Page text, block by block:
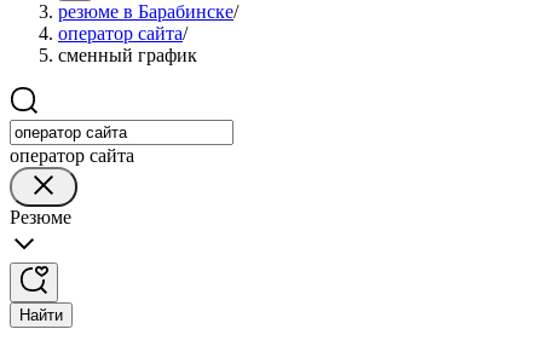
резюме в Барабинске/
оператор сайта/
сменный график
оператор сайта
Резюме
Найти